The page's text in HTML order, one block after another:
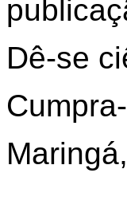
Dê-se